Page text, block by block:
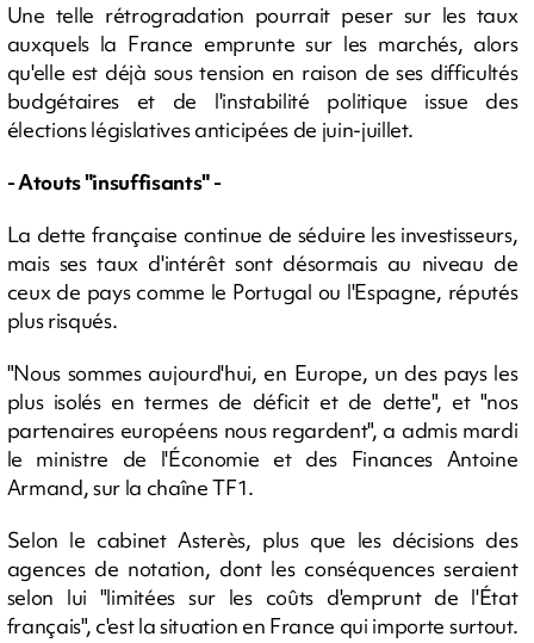
Une telle rétrogradation pourrait peser sur les taux
auxquels la France emprunte sur les marchés, alors
qu'elle est déjà sous tension en raison de ses difficultés
budgétaires et de l'instabilité politique issue des
élections législatives anticipées de juin-juillet.
- Atouts "insuffisants" -
La dette française continue de séduire les investisseurs,
mais ses taux d'intérêt sont désormais au niveau de
ceux de pays comme le Portugal ou l'Espagne, réputés
plus risqués.
"Nous sommes aujourd'hui, en Europe, un des pays les
plus isolés en termes de déficit et de dette", et "nos
partenaires européens nous regardent", a admis mardi
le ministre de l'Économie et des Finances Antoine
Armand, sur la chaîne TF1.
Selon le cabinet Asterès, plus que les décisions des
agences de notation, dont les conséquences seraient
selon lui "limitées sur les coûts d'emprunt de l'État
français", c'est la situation en France qui importe surtout.